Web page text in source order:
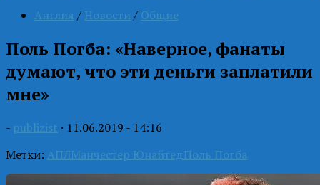
Англия / Новости / Общие
Поль Погба: «Наверное, фанаты
думают, что эти деньги заплатили
мне»
- publizist · 11.06.2019 - 14:16
Метки: АПЛМанчестер Юнайтед Поль Погба